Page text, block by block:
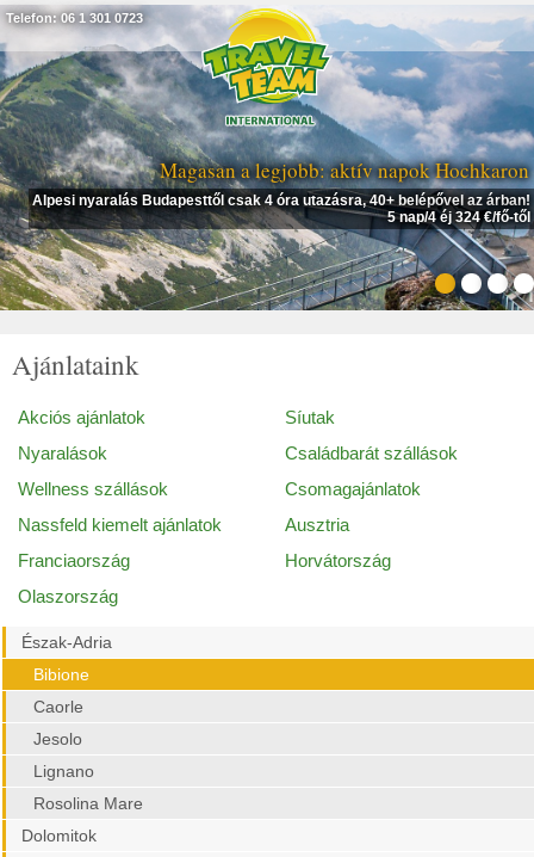
Magasan a legjobb: aktív napok Hochkaron
Alpesi nyaralás Budapesttől csak 4 óra utazásra, 40+ belépővel az árban!
5 nap/4 éj 324 €/fő-től
Telefon: 06 1 301 0723
Ajánlataink
Akciós ajánlatok
Síutak
Nyaralások
Családbarát szállások
Wellness szállások
Csomagajánlatok
Nassfeld kiemelt ajánlatok
Ausztria
Franciaország
Horvátország
Olaszország
Észak-Adria
Bibione
Caorle
Jesolo
Lignano
Rosolina Mare
Dolomitok